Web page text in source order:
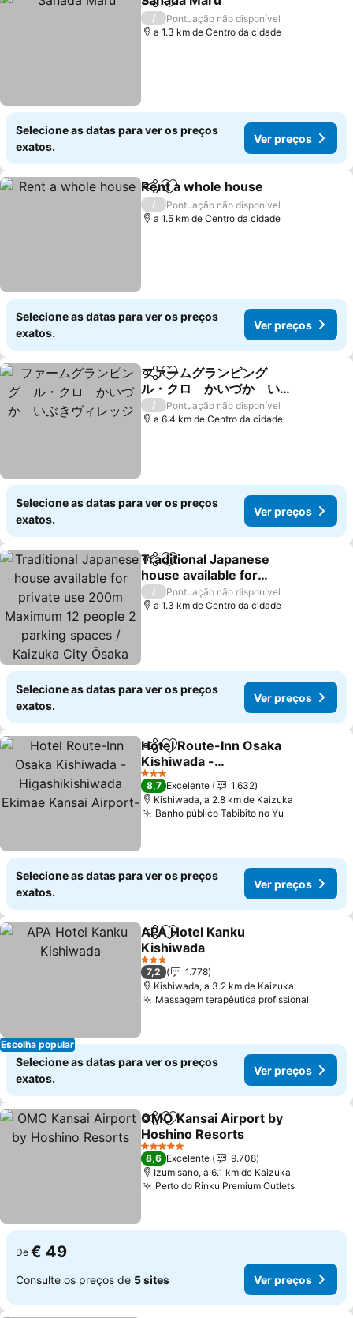
PartilharAdicionar aos favoritos
/
Pontuação não disponível
a 1.3 km de Centro da cidade
Selecione as datas para ver os preços
exatos.
Ver preços
PartilharAdicionar aos favoritos
Rent a whole house
/
Pontuação não disponível
a 1.5 km de Centro da cidade
Selecione as datas para ver os preços
exatos.
Ver preços
PartilharAdicionar aos favoritos
ファームグランピング
ル・クロ かいづか いぶ
きヴィレッジ
Ver preços
/
Pontuação não disponível
a 6.4 km de Centro da cidade
Selecione as datas para ver os preços
exatos.
Ver preços
PartilharAdicionar aos favoritos
Traditional Japanese
house available for
private use 200m
Maximum 12 people 2
Ver preços
/
Pontuação não disponível
a 1.3 km de Centro da cidade
Selecione as datas para ver os preços
exatos.
Ver preços
PartilharAdicionar aos favoritos
Hotel Route-Inn Osaka
Kishiwada -
Higashikishiwada Ekimae
Kansai Airport-
Ver preços
3 Estrelas
8,7 Excelente
1.632
Kishiwada, a 2.8 km de Kaizuka
Banho público Tabibito no Yu
Selecione as datas para ver os preços
exatos.
Ver preços
Escolha popular
PartilharAdicionar aos favoritos
APA Hotel Kanku
Kishiwada
Ver preços
3 Estrelas
7,2
1.778
Kishiwada, a 3.2 km de Kaizuka
Massagem terapêutica profissional
Selecione as datas para ver os preços
exatos.
Ver preços
PartilharAdicionar aos favoritos
OMO Kansai Airport by
Hoshino Resorts
Ver preços
5 Estrelas
8,6 Excelente
9.708
Izumisano, a 6.1 km de Kaizuka
Perto do Rinku Premium OutletsVer
De € 49
Consulte os preços de 5 sites Ver preços